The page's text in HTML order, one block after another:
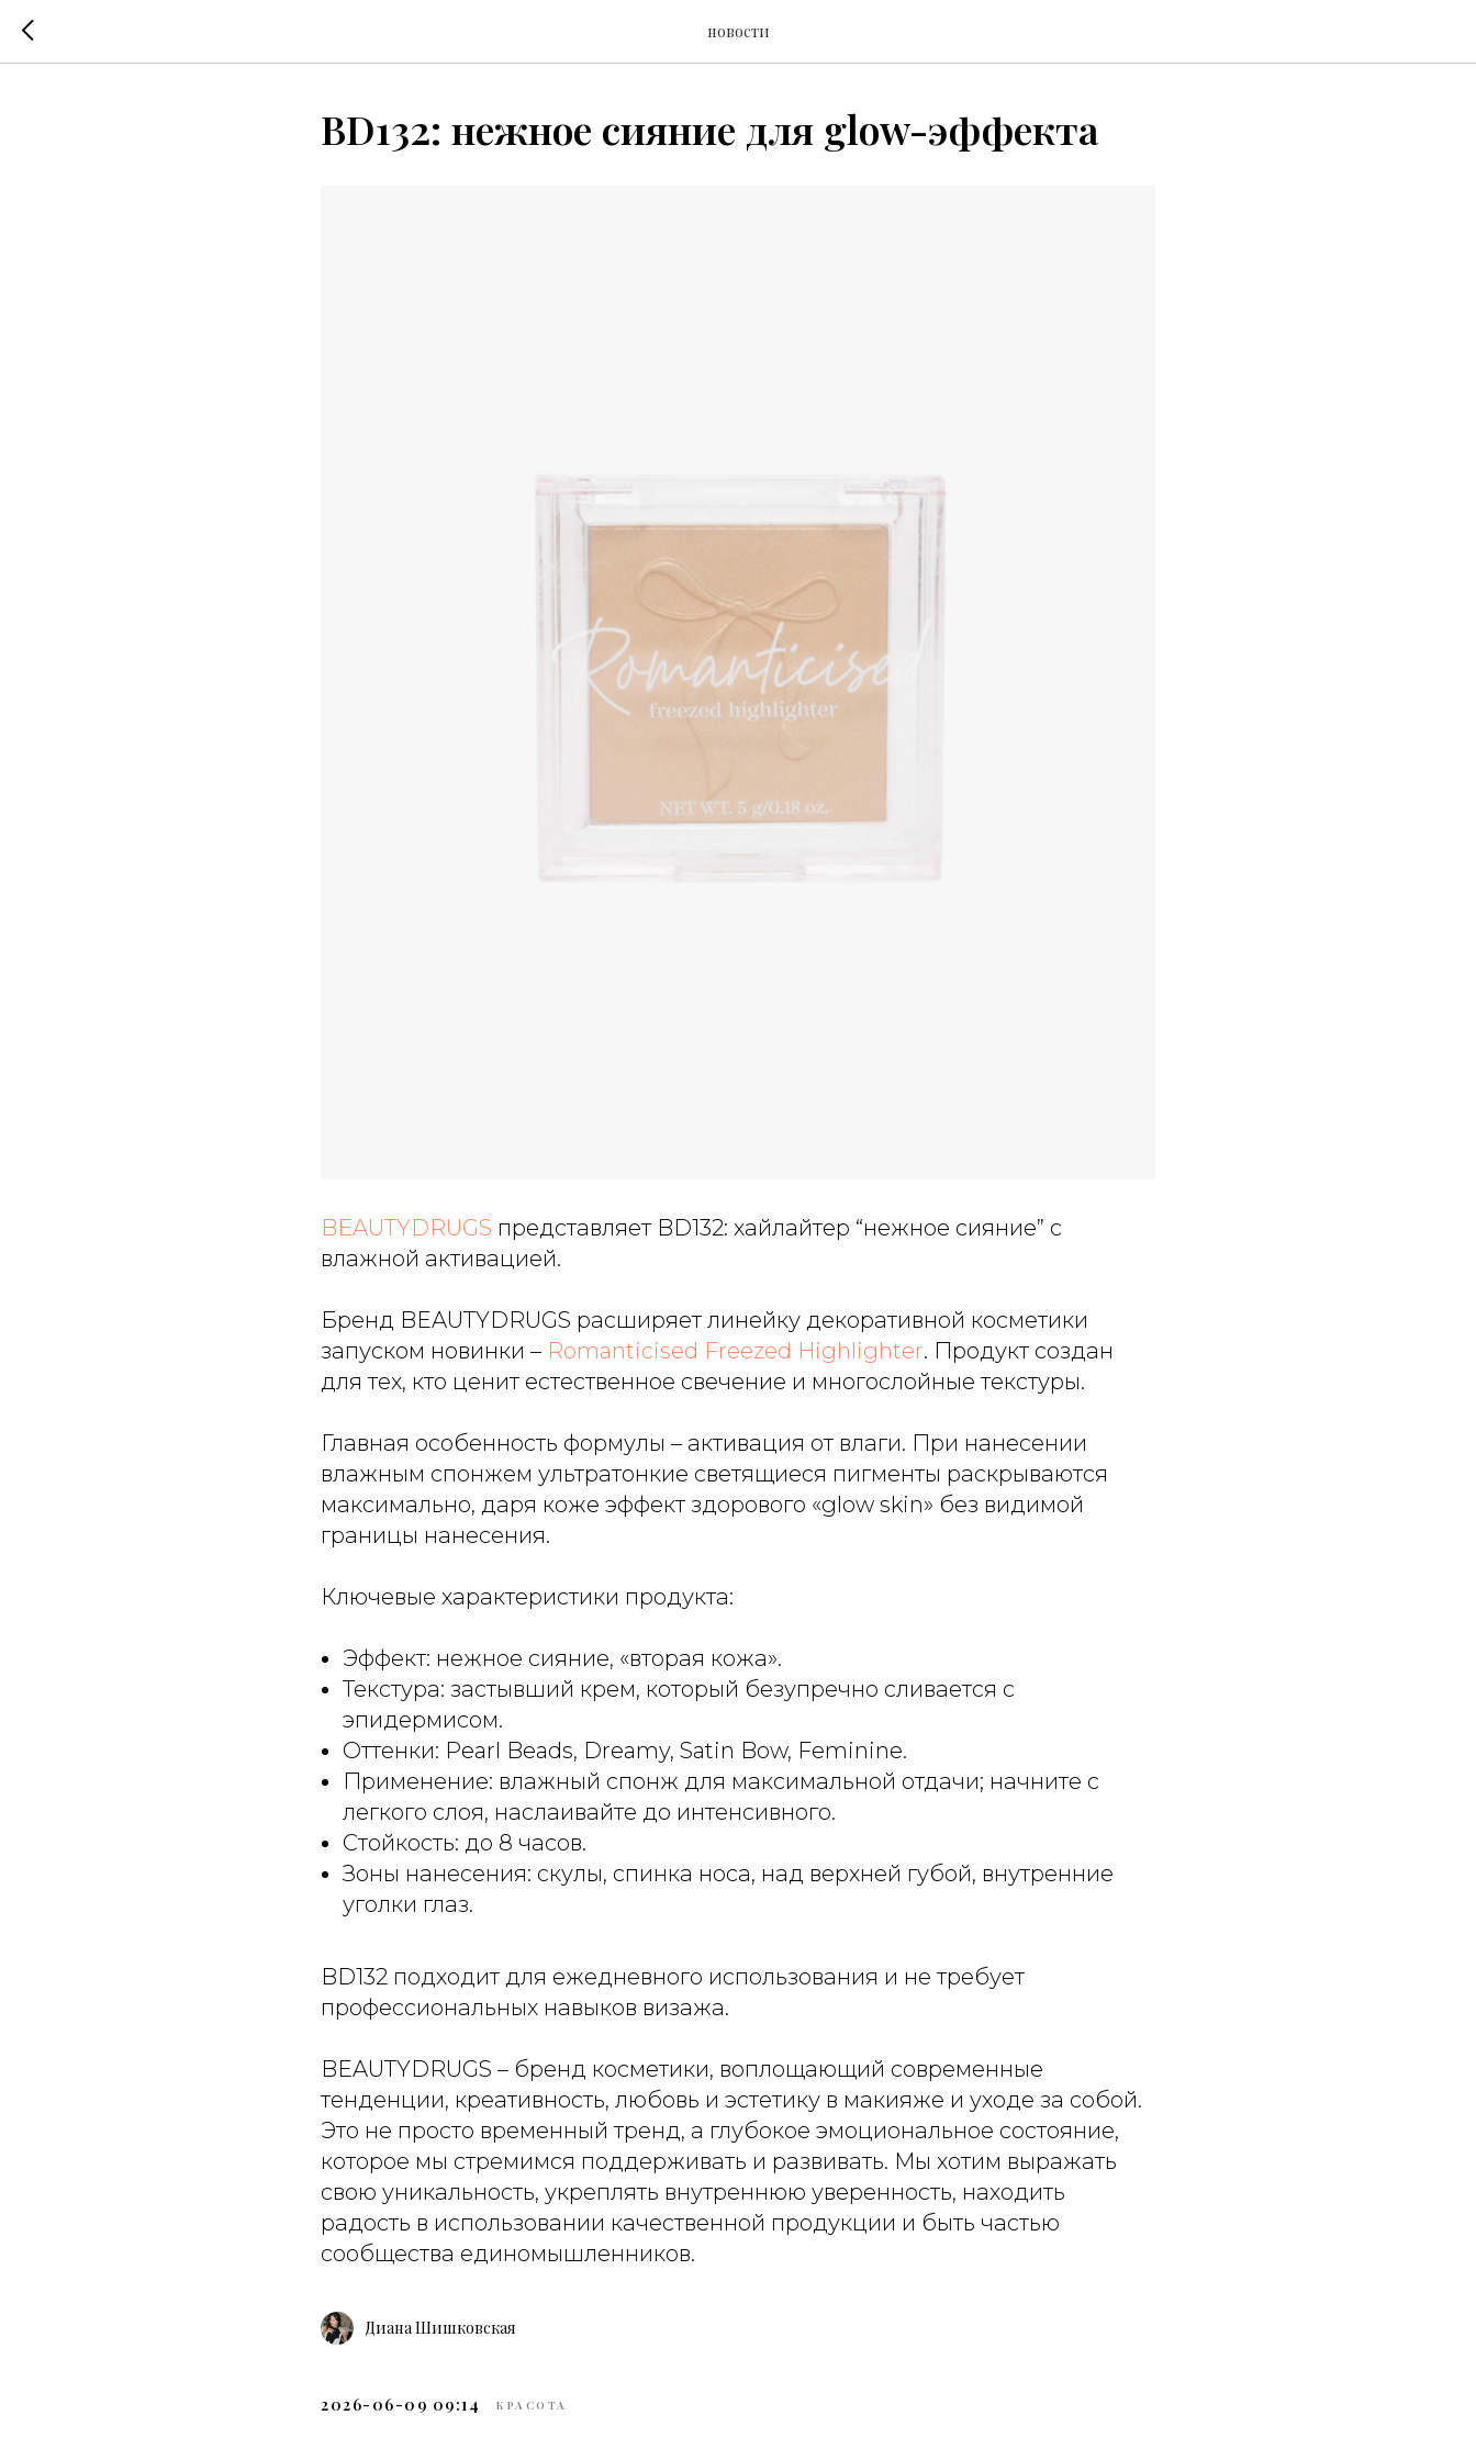
новости
BD132: нежное сияние для glow-эффекта
BEAUTYDRUGS представляет BD132: хайлайтер “нежное сияние” с
влажной активацией.
Бренд BEAUTYDRUGS расширяет линейку декоративной косметики
запуском новинки – Romanticised Freezed Highlighter. Продукт создан
для тех, кто ценит естественное свечение и многослойные текстуры.
Главная особенность формулы – активация от влаги. При нанесении
влажным спонжем ультратонкие светящиеся пигменты раскрываются
максимально, даря коже эффект здорового «glow skin» без видимой
границы нанесения.
Ключевые характеристики продукта:
Эффект: нежное сияние, «вторая кожа».
Текстура: застывший крем, который безупречно сливается с
эпидермисом.
Оттенки: Pearl Beads, Dreamy, Satin Bow, Feminine.
Применение: влажный спонж для максимальной отдачи; начните с
легкого слоя, наслаивайте до интенсивного.
Стойкость: до 8 часов.
Зоны нанесения: скулы, спинка носа, над верхней губой, внутренние
уголки глаз.
BD132 подходит для ежедневного использования и не требует
профессиональных навыков визажа.
BEAUTYDRUGS – бренд косметики, воплощающий современные
тенденции, креативность, любовь и эстетику в макияже и уходе за собой.
Это не просто временный тренд, а глубокое эмоциональное состояние,
которое мы стремимся поддерживать и развивать. Мы хотим выражать
свою уникальность, укреплять внутреннюю уверенность, находить
радость в использовании качественной продукции и быть частью
сообщества единомышленников.
Диана Шишковская
2026-06-09 09:14 КРАСОТА